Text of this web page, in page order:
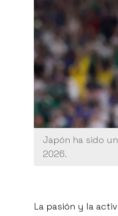
Japón ha sido
2026.
La pasión y la